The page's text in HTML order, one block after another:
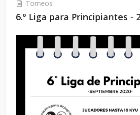
Torneos
6.º Liga para Principiantes -